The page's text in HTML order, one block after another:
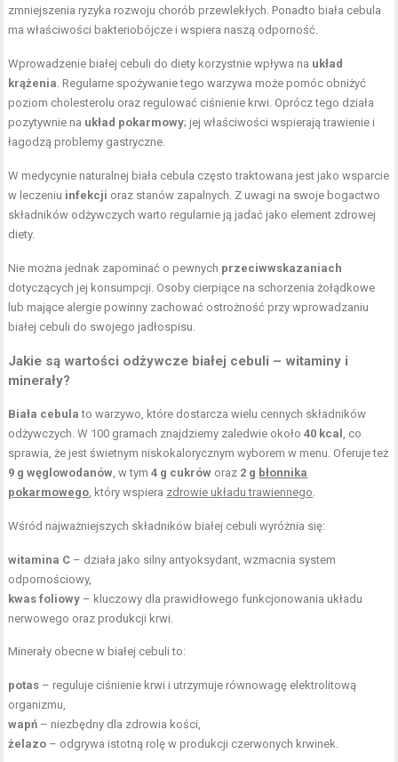
zmniejszenia ryzyka rozwoju chorób przewlekłych. Ponadto biała cebula
ma właściwości bakteriobójcze i wspiera naszą odporność.
Wprowadzenie białej cebuli do diety korzystnie wpływa na układ
krążenia. Regularne spożywanie tego warzywa może pomóc obniżyć
poziom cholesterolu oraz regulować ciśnienie krwi. Oprócz tego działa
pozytywnie na układ pokarmowy; jej właściwości wspierają trawienie i
łagodzą problemy gastryczne.
W medycynie naturalnej biała cebula często traktowana jest jako wsparcie
w leczeniu infekcji oraz stanów zapalnych. Z uwagi na swoje bogactwo
składników odżywczych warto regularnie ją jadać jako element zdrowej
diety.
Nie można jednak zapominać o pewnych przeciwwskazaniach
dotyczących jej konsumpcji. Osoby cierpiące na schorzenia żołądkowe
lub mające alergie powinny zachować ostrożność przy wprowadzaniu
białej cebuli do swojego jadłospisu.
Jakie są wartości odżywcze białej cebuli – witaminy i
minerały?
Biała cebula to warzywo, które dostarcza wielu cennych składników
odżywczych. W 100 gramach znajdziemy zaledwie około40 kcal , co
sprawia, że jest świetnym niskokalorycznym wyborem w menu. Oferuje też
9 g węglowodanów, w tym4 g cukrów oraz 2 g błonnika
pokarmowego, który wspiera zdrowie układu trawiennego.
Wśród najważniejszych składników białej cebuli wyróżnia się:
witamina C – działa jako silny antyoksydant, wzmacnia system
odpornościowy,
kwas foliowy – kluczowy dla prawidłowego funkcjonowania układu
nerwowego oraz produkcji krwi.
Minerały obecne w białej cebuli to:
potas – reguluje ciśnienie krwi i utrzymuje równowagę elektrolitową
organizmu,
wapń – niezbędny dla zdrowia kości,
żelazo – odgrywa istotną rolę w produkcji czerwonych krwinek.